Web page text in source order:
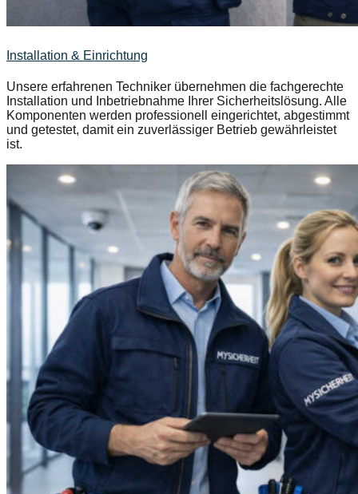
Installation & Einrichtung
Unsere erfahrenen Techniker übernehmen die fachgerechte
Installation und Inbetriebnahme Ihrer Sicherheitslösung. Alle
Komponenten werden professionell eingerichtet, abgestimmt
und getestet, damit ein zuverlässiger Betrieb gewährleistet
ist.